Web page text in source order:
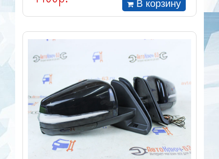
В корзину